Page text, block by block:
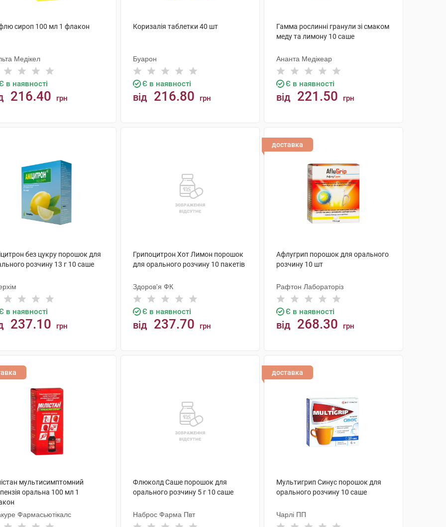
сироп 100 мл 1 флакон
Медікел
в наявності
216.40 грн
Коризалія таблетки 40 шт
Буарон
Є в наявності
від 216.80 грн
Гамма рослинні гранули зі смаком
меду та лимону 10 саше
Ананта Медікеар
Є в наявності
від 221.50 грн
без цукру порошок для
розчину 13 г 10 саше
в наявності
237.10 грн
Грипоцитрон Хот Лимон порошок
для орального розчину 10 пакетів
Здоров'я ФК
Є в наявності
від 237.70 грн
доставка
Афлугрип порошок для орального
розчину 10 шт
Рафтон Лабораторіз
Є в наявності
від 268.30 грн
мультисимптомний
оральна 100 мл 1
Фармасьютікалс
Флюколд Саше порошок для
орального розчину 5 г 10 саше
Наброс Фарма Пвт
доставка
Мультигрип Синус порошок для
орального розчину 10 саше
Чарлі ПП